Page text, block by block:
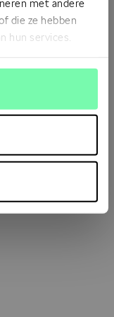
met andere
die ze hebben
hun services.